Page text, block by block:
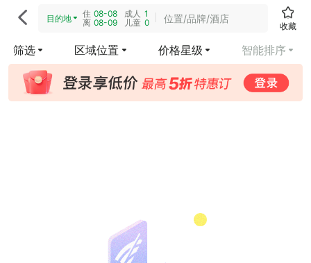
 目的地 住 08-08
离 08-09
成人 1
儿童 0 位置/品牌/酒店
收藏
筛选 区域位置 价格星级 智能排序